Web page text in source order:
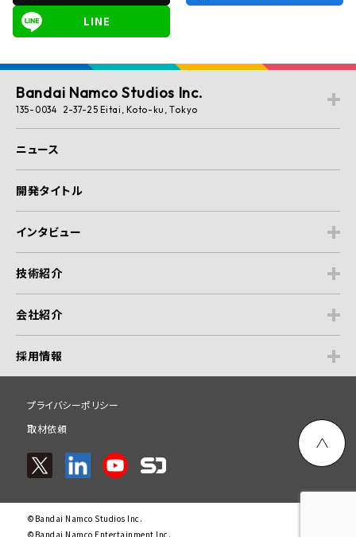
LINE
Bandai Namco Studios Inc.
135-0034 2-37-25 Eitai, Koto-ku, Tokyo
ニュース
開発タイトル
インタビュー
技術紹介
会社紹介
採用情報
プライバシーポリシー
取材依頼
©Bandai Namco Studios Inc.
©Bandai Namco Entertainment Inc.